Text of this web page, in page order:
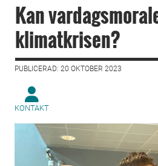
Kan
klimatkrisen?
PUBLICERAD: 20 OKTOBER 2023
KONTAKT